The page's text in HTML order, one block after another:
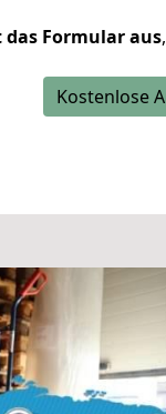
das Formular aus
Kostenlose